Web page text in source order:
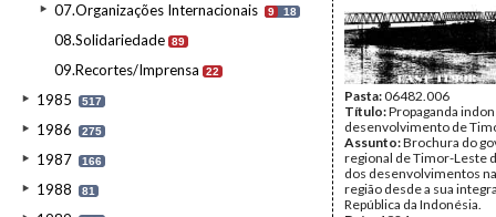
07.Organizações Internacionais 9 18
08.Solidariedade 89
09.Recortes/Imprensa 22
1985 517
1986 275
1987 166
1988 81
Pasta:06482.006
Título:Propaganda
desenvolvimento de
Assunto:Brochura do
regional de Timor-Leste
dos desenvolvimentos
região desde a sua
República da Indonésia.